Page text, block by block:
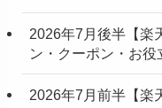
2026年7月後半【楽
ン・クーポン・お
2026年7月前半【楽